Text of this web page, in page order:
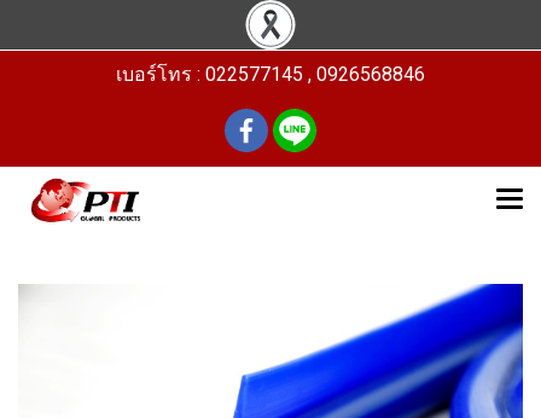
เบอร์โทร : 022577145 , 0926568846